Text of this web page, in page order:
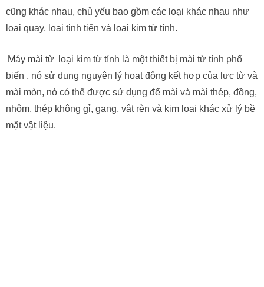
cũng khác nhau, chủ yếu bao gồm các loại khác nhau như
loại quay, loại tịnh tiến và loại kim từ tính.
Máy mài từ
loại kim từ tính là một thiết bị mài từ tính phổ
biến , nó sử dụng nguyên lý hoạt động kết hợp của lực từ và
mài mòn, nó có thể được sử dụng để mài và mài thép, đồng,
nhôm, thép không gỉ, gang, vật rèn và kim loại khác xử lý bề
mặt vật liệu.